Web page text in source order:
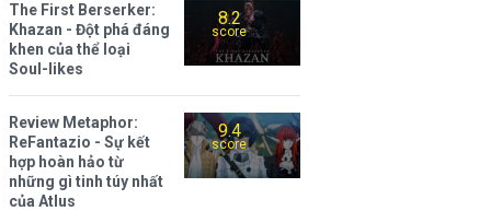
8.2
score
The First Berserker:
Khazan - Đột phá đáng
khen của thể loại
Soul-likes
9.4
score
Review Metaphor:
ReFantazio - Sự kết
hợp hoàn hảo từ
những gì tinh túy nhất
của Atlus